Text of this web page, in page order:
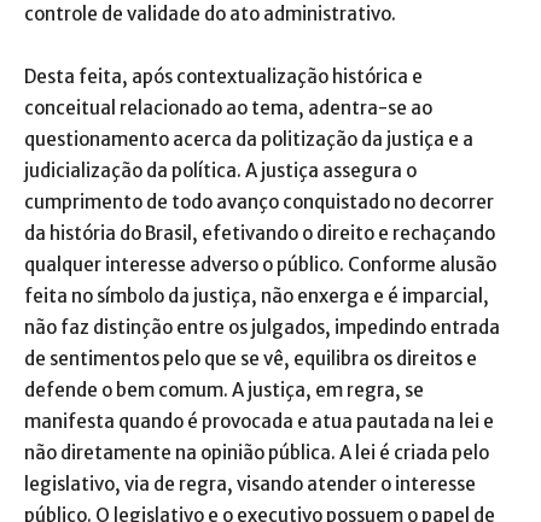
controle de validade do ato administrativo.
Desta feita, após contextualização histórica e
conceitual relacionado ao tema, adentra-se ao
questionamento acerca da politização da justiça e a
judicialização da política. A justiça assegura o
cumprimento de todo avanço conquistado no decorrer
da história do Brasil, efetivando o direito e rechaçando
qualquer interesse adverso o público. Conforme alusão
feita no símbolo da justiça, não enxerga e é imparcial,
não faz distinção entre os julgados, impedindo entrada
de sentimentos pelo que se vê, equilibra os direitos e
defende o bem comum. A justiça, em regra, se
manifesta quando é provocada e atua pautada na lei e
não diretamente na opinião pública. A lei é criada pelo
legislativo, via de regra, visando atender o interesse
público. O legislativo e o executivo possuem o papel de